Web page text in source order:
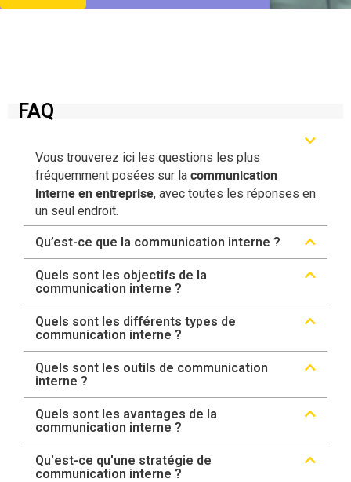
FAQ
Vous trouverez ici les questions les plus
fréquemment posées sur la communication
interne en entreprise, avec toutes les réponses en
un seul endroit.
Qu’est-ce que la communication interne ?
Quels sont les objectifs de la
communication interne ?
Quels sont les différents types de
communication interne ?
Quels sont les outils de communication
interne ?
Quels sont les avantages de la
communication interne ?
Qu'est-ce qu'une stratégie de
communication interne ?